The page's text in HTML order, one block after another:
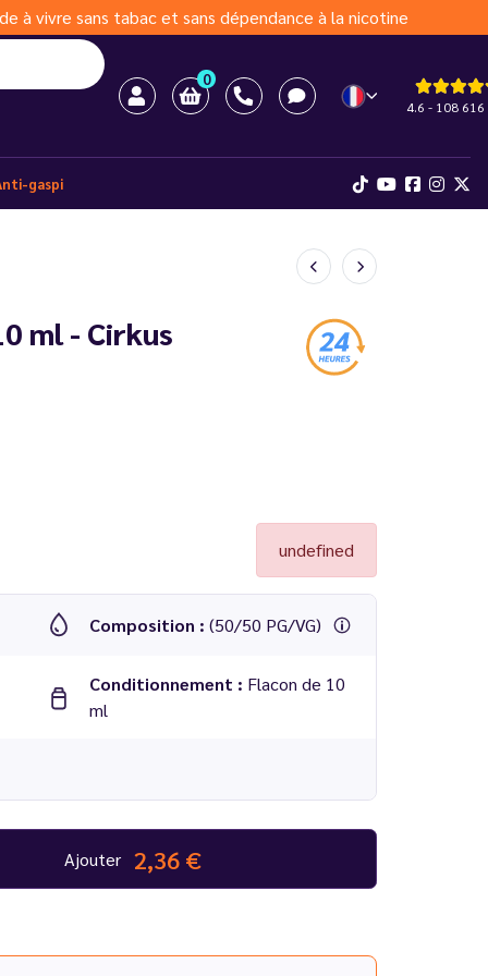
à vivre sans tabac et sans dépendance à la nicotine
0
4.6 - 108 616
gaspi
ml - Cirkus
undefined
Composition : (50/50 PG/VG)
Conditionnement : Flacon de 10
ml
Ajouter 2,36 €